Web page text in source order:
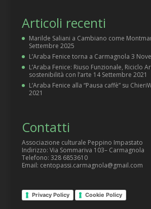
Articoli recenti
Marilde Saliani a Cambiano come
Settembre 2025
L’Araba Fenice torna a Carmagnola 3
L’Araba Fenice: Riuso Funzionale, Riciclo
sostenibilità con l’arte 14 Settembre 2021
L’Araba Fenice alla “Pausa caffè” su
2021
Contatti
Associazione culturale Peppino Impastato
Indirizzo: Via Sommariva 103– Carmagnola
Telefono: 328 6853610
Email: centopassi.carmagnola@gmail.com
Privacy Policy Cookie Policy